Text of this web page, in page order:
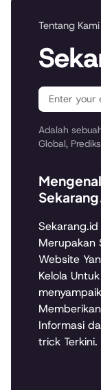
Tentang Kami
Adalah
Global,
Mengenal
Sekarang.id
Merupakan
Website
Kelola Untuk
Memberikan
Informasi
trick Terkini.